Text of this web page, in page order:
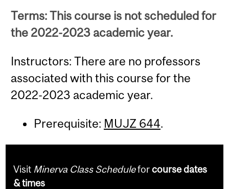
Terms: This course is not scheduled for
the 2022-2023 academic year.
Instructors: There are no professors
associated with this course for the
2022-2023 academic year.
Prerequisite: MUJZ 644.
Visit Minerva Class Scheduleforcourse dates
& times